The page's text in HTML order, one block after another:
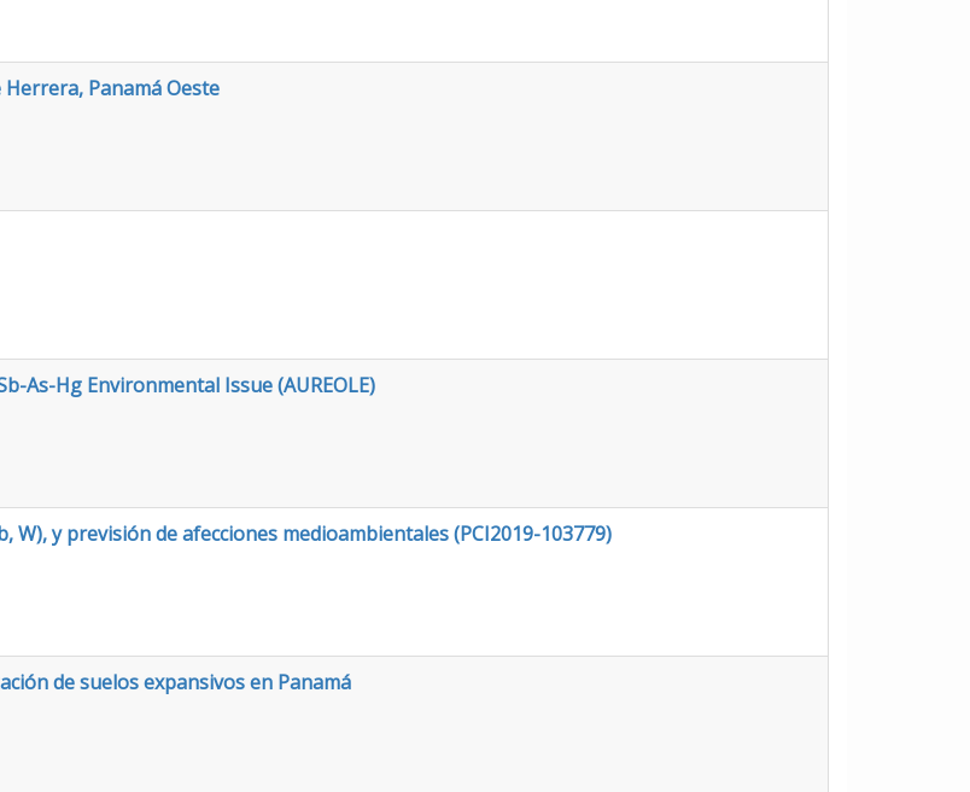
Panamá Oeste
As-Hg Environmental Issue (AUREOLE)
y previsión de afecciones medioambientales (PCI2019-103779)
de suelos expansivos en Panamá